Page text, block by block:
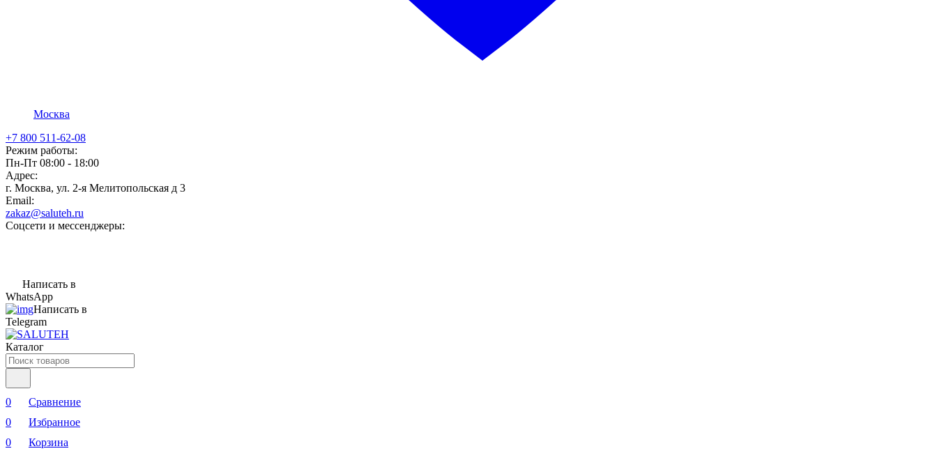
Москва
+7 800 511-62-08
Режим работы:
Пн-Пт 08:00 - 18:00
Адрес:
г. Москва, ул. 2-я Мелитопольская д 3
Email:
zakaz@saluteh.ru
Соцсети и мессенджеры:
Написать в
WhatsApp
Написать в
Telegram
Каталог
0
Сравнение
0
Избранное
0
Корзина